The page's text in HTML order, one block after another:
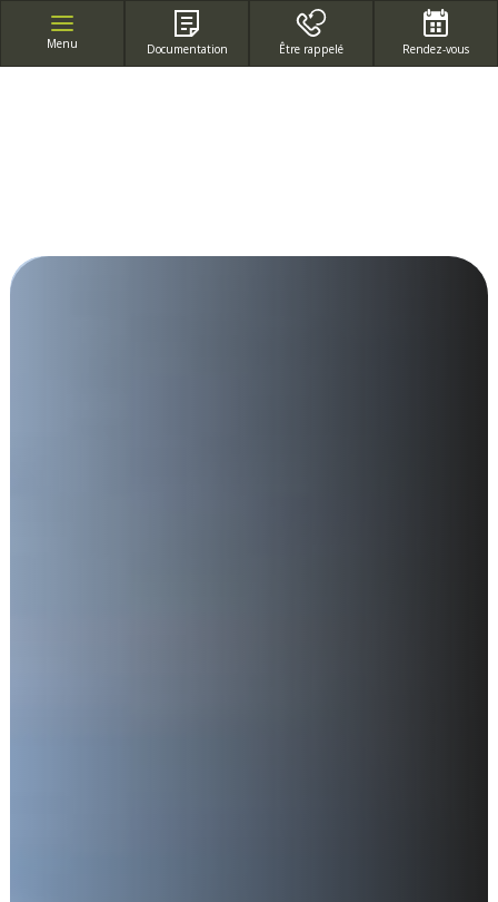
Menu Documentation Être rappelé Rendez-vous
APPEL GRATUIT DEPUIS UN POSTE FIXE